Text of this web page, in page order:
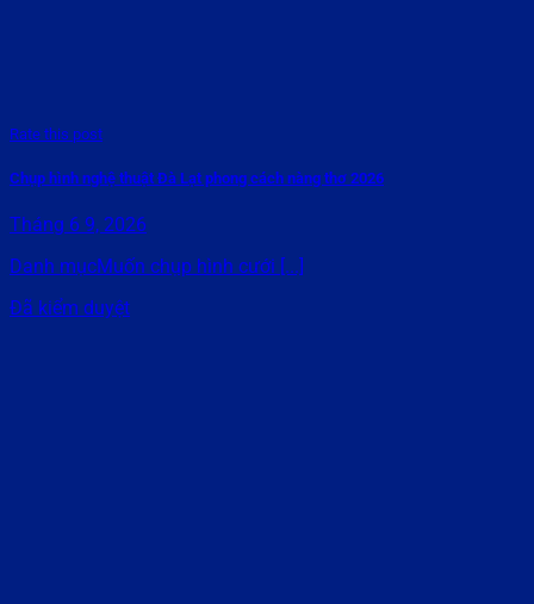
Rate this post
Chụp hình nghệ thuật Đà Lạt phong cách nàng thơ 2026
Tháng 6 9, 2026
Danh mụcMuốn chụp hình cưới [...]
Đã kiểm duyệt